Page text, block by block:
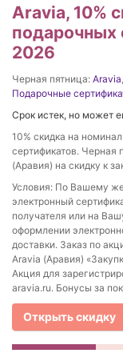
Aravia, 10%
подарочных
2026
Черная пятница: Aravia
Подарочные
Срок истек, но может
10% скидка на
сертификатов. Черная
(Аравия) на скидку к
Условия: По Вашему
электронный
получателя или на
оформлении
доставки. Заказ по
Aravia (Аравия)
Акция для
aravia.ru. Бонусы за
Открыть скидку